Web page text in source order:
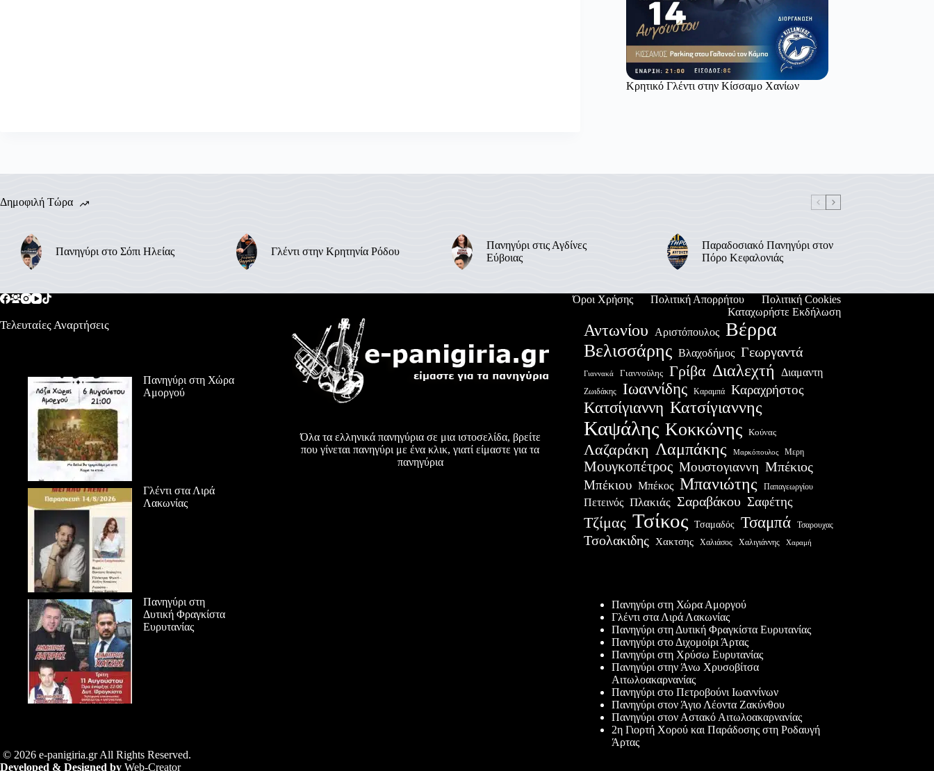
Κρητικό Γλέντι στην Κίσσαμο Χανίων
Δημοφιλή Τώρα
Πανηγύρι στο Σόπι Ηλείας Γλέντι στην Κρητηνία Ρόδου
Πανηγύρι στις Αγδίνες
Εύβοιας
Παραδοσιακό Πανηγύρι στον
Πόρο Κεφαλονιάς
Όροι Χρήσης Πολιτική Απορρήτου
Πολιτική Cookies
Καταχωρήστε Εκδήλωση
Τελευταίες Αναρτήσεις
Πανηγύρι στη Χώρα
Αμοργού
Γλέντι στα Λιρά
Λακωνίας
Πανηγύρι στη
Δυτική Φραγκίστα
Ευρυτανίας
Όλα τα ελληνικά πανηγύρια σε μια ιστοσελίδα, βρείτε
που γίνεται πανηγύρι με ένα κλικ, γιατί είμαστε για τα
πανηγύρια
Αντωνίου Αριστόπουλος Βέρρα
Βελισσάρης Βλαχοδήμος Γεωργαντά
Γιαννακά Γιαννούλης Γρίβα Διαλεχτή Διαμαντη
Ζωιδάκης Ιωαννίδης Καραμπά Καραχρήστος
Κατσίγιαννη Κατσίγιαννης
Καψάλης Κοκκώνης Κούνας
Λαζαράκη Λαμπάκης Μαρκόπουλος Μερη
Μουγκοπέτρος Μουστογιαννη Μπέκιος
Μπέκιου Μπέκος Μπανιώτης Παπαγεωργίου
Πετεινός Πλακιάς Σαραβάκου Σαφέτης
Τζίμας Τσίκος Τσαμαδός Τσαμπά Τσαρουχας
Τσολακιδης Χακτσης Χαλιάσος Χαλιγιάννης Χαραμή
Πανηγύρι στη Χώρα Αμοργού
Γλέντι στα Λιρά Λακωνίας
Πανηγύρι στη Δυτική Φραγκίστα Ευρυτανίας
Πανηγύρι στο Διχομοίρι Άρτας
Πανηγύρι στη Χρύσω Ευρυτανίας
Πανηγύρι στην Άνω Χρυσοβίτσα
Αιτωλοακαρνανίας
Πανηγύρι στο Πετροβούνι Ιωαννίνων
Πανηγύρι στον Άγιο Λέοντα Ζακύνθου
Πανηγύρι στον Αστακό Αιτωλοακαρνανίας
2η Γιορτή Χορού και Παράδοσης στη Ροδαυγή
Άρτας
© 2026 e-panigiria.gr All Rights Reserved.
Developed & Designed by Web-Creator